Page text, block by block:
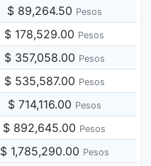
$ 89,264.50 Pesos
$ 178,529.00 Pesos
$ 357,058.00 Pesos
$ 535,587.00 Pesos
$ 714,116.00 Pesos
$ 892,645.00 Pesos
$ 1,785,290.00 Pesos